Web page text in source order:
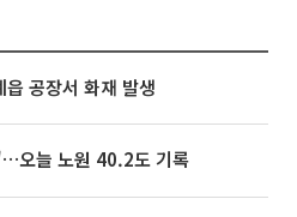
읍 공장서 화재 발생
오늘 노원 40.2도 기록